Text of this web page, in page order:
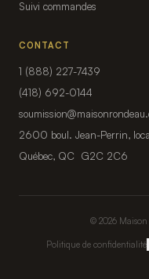
Suivi commandes
CONTACT
1 (888) 227-7439
(418) 692-0144
2600 boul. Jean-Perrin,
Québec, QC G2C 2C6
© 2026 Maison
Politique de confidentialité